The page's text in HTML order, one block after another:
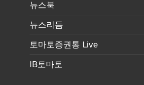
뉴스북
뉴스리듬
토마토증권통 Live
IB토마토